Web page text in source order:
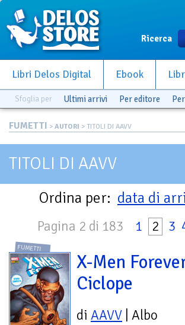
Ricerca
Libri Delos Digital Ebook
Sfoglia per Ultimi arrivi Per editore
FUMETTI > AUTORI > TITOLI DI AAVV
TITOLI DI AAVV
Ordina per: data di
Pagina 2 di 183 1 2 3
FUMETTI
X-Men
Ciclope
di AAVV | Albo